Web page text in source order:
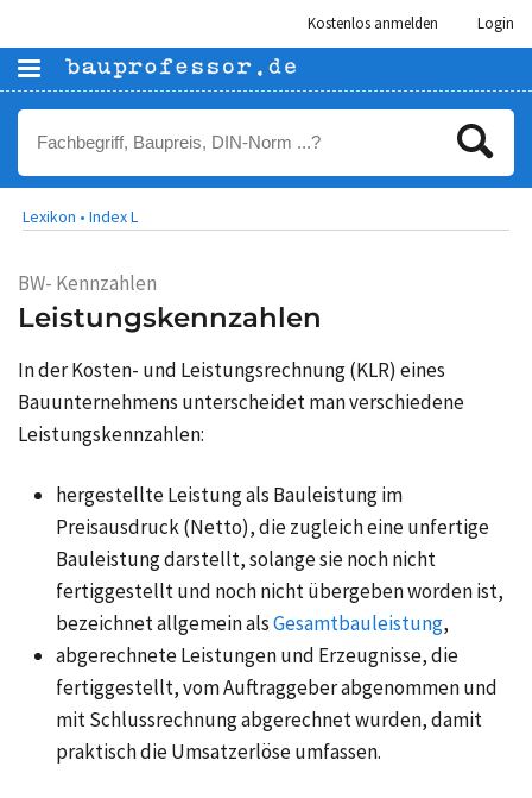
Kostenlos anmelden Login
Lexikon • Index L
BW- Kennzahlen
Leistungskennzahlen
In der Kosten- und Leistungsrechnung (KLR) eines
Bauunternehmens unterscheidet man verschiedene
Leistungskennzahlen:
hergestellte Leistung als Bauleistung im
Preisausdruck (Netto), die zugleich eine unfertige
Bauleistung darstellt, solange sie noch nicht
fertiggestellt und noch nicht übergeben worden ist,
bezeichnet allgemein alsGesamtbauleistung,
abgerechnete Leistungen und Erzeugnisse, die
fertiggestellt, vom Auftraggeber abgenommen und
mit Schlussrechnung abgerechnet wurden, damit
praktisch die Umsatzerlöse umfassen.